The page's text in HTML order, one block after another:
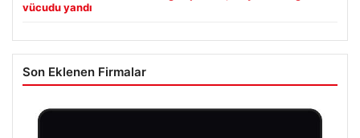
vücudu yandı
Son Eklenen Firmalar